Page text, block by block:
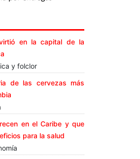
en la capital de la
y folclor
de las cervezas más
en el Caribe y que
para la salud